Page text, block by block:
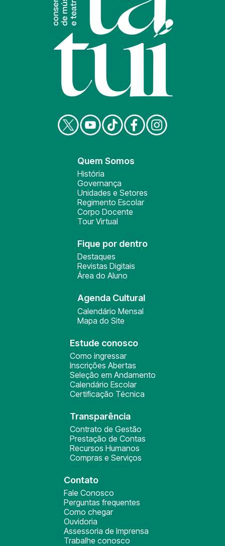
Quem Somos
História
Governança
Unidades e Setores
Regimento Escolar
Corpo Docente
Tour Virtual
Fique por dentro
Destaques
Revistas Digitais
Área do Aluno
Agenda Cultural
Calendário Mensal
Mapa do Site
Estude conosco
Como ingressar
Inscrições Abertas
Seleção em Andamento
Calendário Escolar
Certificação Técnica
Transparência
Contrato de Gestão
Prestação de Contas
Recursos Humanos
Compras e Serviços
Contato
Fale Conosco
Perguntas frequentes
Como chegar
Ouvidoria
Assessoria de Imprensa
Trabalhe conosco